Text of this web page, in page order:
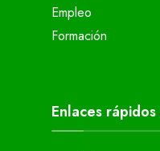
Empleo
Formación
Enlaces rápidos